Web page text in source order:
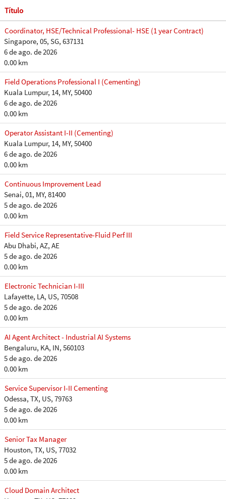
Título
Coordinator, HSE/Technical Professional- HSE (1 year Contract)
Singapore, 05, SG, 637131
6 de ago. de 2026
0.00 km
Field Operations Professional I (Cementing)
Kuala Lumpur, 14, MY, 50400
6 de ago. de 2026
0.00 km
Operator Assistant I-II (Cementing)
Kuala Lumpur, 14, MY, 50400
6 de ago. de 2026
0.00 km
Continuous Improvement Lead
Senai, 01, MY, 81400
5 de ago. de 2026
0.00 km
Field Service Representative-Fluid Perf III
Abu Dhabi, AZ, AE
5 de ago. de 2026
0.00 km
Electronic Technician I-III
Lafayette, LA, US, 70508
5 de ago. de 2026
0.00 km
AI Agent Architect - Industrial AI Systems
Bengaluru, KA, IN, 560103
5 de ago. de 2026
0.00 km
Service Supervisor I-II Cementing
Odessa, TX, US, 79763
5 de ago. de 2026
0.00 km
Senior Tax Manager
Houston, TX, US, 77032
5 de ago. de 2026
0.00 km
Cloud Domain Architect